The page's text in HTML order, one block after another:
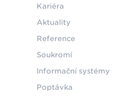
Kariéra
Aktuality
Reference
Soukromí
Informační systémy
Poptávka